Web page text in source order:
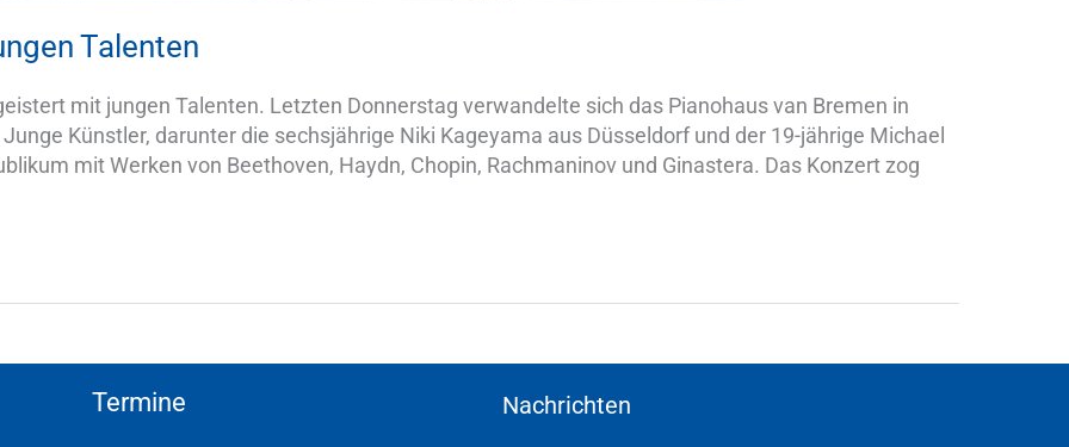
Talenten
mit jungen Talenten. Letzten Donnerstag verwandelte sich das Pianohaus van Bremen in
Künstler, darunter die sechsjährige Niki Kageyama aus Düsseldorf und der 19-jährige Michael
mit Werken von Beethoven, Haydn, Chopin, Rachmaninov und Ginastera. Das Konzert zog
Termine Nachrichten